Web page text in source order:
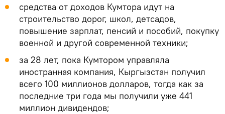
средства от доходов Кумтора идут на
строительство дорог, школ, детсадов,
повышение зарплат, пенсий и пособий, покупку
военной и другой современной техники;
за 28 лет, пока Кумтором управляла
иностранная компания, Кыргызстан получил
всего 100 миллионов долларов, тогда как за
последние три года мы получили уже 441
миллион дивидендов;